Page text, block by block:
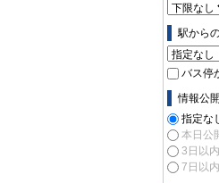
駅から
バス停
情報公
指定な
本日公
3日以
7日以